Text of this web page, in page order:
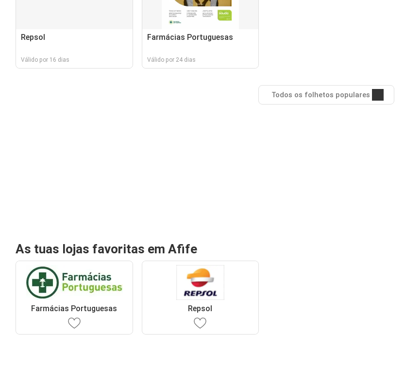
Repsol
Válido por 16 dias
Farmácias Portuguesas
Válido por 24 dias
Todos os folhetos populares
As tuas lojas favoritas em Afife
Farmácias Portuguesas Repsol